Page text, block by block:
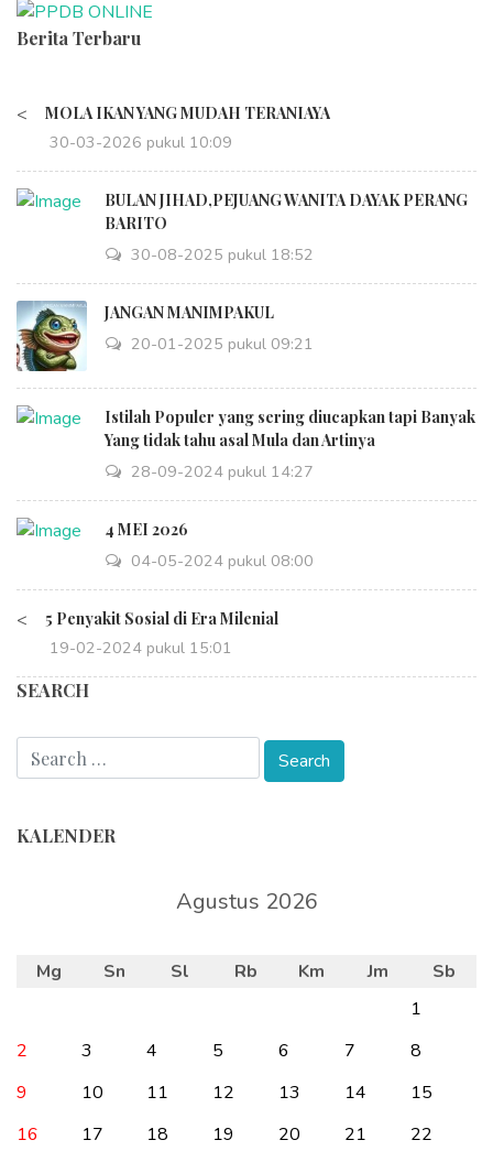
Berita Terbaru
< MOLA IKAN YANG MUDAH TERANIAYA
30-03-2026 pukul 10:09
BULAN JIHAD,PEJUANG WANITA DAYAK PERANG
BARITO
30-08-2025 pukul 18:52
JANGAN MANIMPAKUL
20-01-2025 pukul 09:21
Istilah Populer yang sering diucapkan tapi Banyak
Yang tidak tahu asal Mula dan Artinya
28-09-2024 pukul 14:27
4 MEI 2026
04-05-2024 pukul 08:00
< 5 Penyakit Sosial di Era Milenial
19-02-2024 pukul 15:01
SEARCH
KALENDER
Agustus 2026
Mg Sn Sl Rb Km Jm
Sb
1
2
3 4 5 6 7
8
9
10 11 12 13 14
15
16
17 18 19 20 21 22